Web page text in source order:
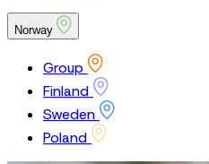
Norway
Group
Finland
Sweden
Poland